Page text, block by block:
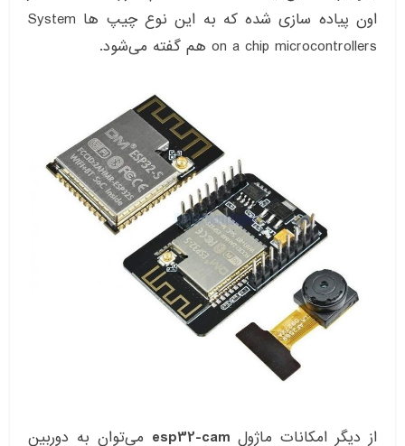
اون پیاده سازی شده که به این نوع چیپ ها System
on a chip microcontrollers هم گفته می‌شود.
از دیگر امکانات ماژول esp32-cam می‌توان به دوربین